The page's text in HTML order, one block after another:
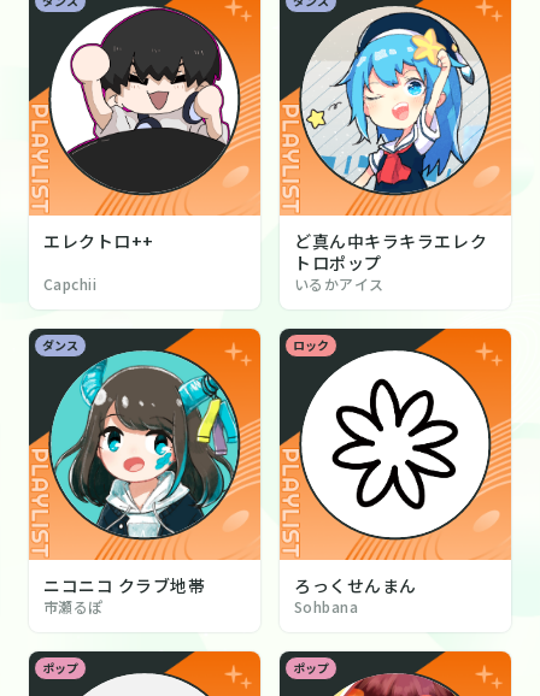
エレクトロ++
Capchii
ど真ん中キラキラエレク
トロポップ
いるかアイス
ダンス
ニコニコ クラブ地帯
市瀬るぽ
ロック
ろっくせんまん
Sohbana
ポップ ポップ